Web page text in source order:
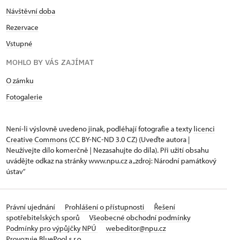
Návštěvní doba
Rezervace
Vstupné
MOHLO BY VÁS ZAJÍMAT
O zámku
Fotogalerie
Není-li výslovně uvedeno jinak, podléhají fotografie a texty licenci
Creative Commons (CC BY-NC-ND 3.0 CZ) (Uveďte autora |
Neužívejte dílo komerčně | Nezasahujte do díla). Při užití obsahu
uvádějte odkaz na stránky www.npu.cz a „zdroj: Národní památkový
ústav“
Právní ujednání Prohlášení o přístupnosti
Řešení
spotřebitelských sporů
Všeobecné obchodní podmínky
Podmínky pro výpůjčky NPÚ
webeditor@npu.cz